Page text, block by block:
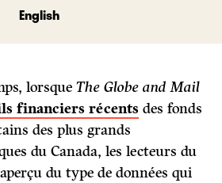
English
lorsqueThe Globe and Mail
financiers récents des fonds
des plus grands
du Canada, les lecteurs du
du type de données qui